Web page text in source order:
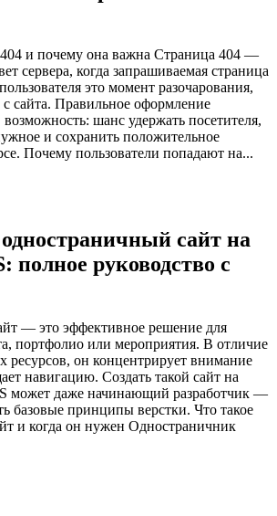
404 и почему она важна Страница 404 —
сервера, когда запрашиваемая страница
это момент разочарования,
с сайта. Правильное оформление
шанс удержать посетителя,
и сохранить положительное
Почему пользователи попадают на...
сайт на
полное руководство с
— это эффективное решение для
портфолио или мероприятия. В отличие
ресурсов, он концентрирует внимание
навигацию. Создать такой сайт на
может даже начинающий разработчик —
базовые принципы верстки. Что такое
и когда он нужен Одностраничник